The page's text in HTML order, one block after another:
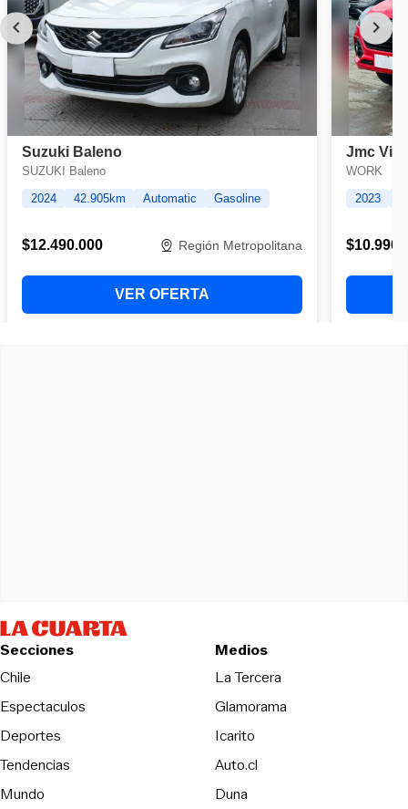
Secciones
Chile
Espectaculos
Deportes
Tendencias
Mundo
Medios
La TerceraOpens in new
Glamorama
Icarito
Auto.cl
DunaOpens in new window